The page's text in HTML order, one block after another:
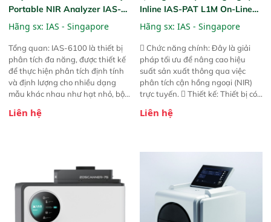
Portable NIR Analyzer IAS-
6100
Hãng sx: IAS - Singapore
Tổng quan: IAS-6100 là thiết bị
phân tích đa năng, được thiết kế
để thực hiện phân tích định tính
và định lượng cho nhiều dạng
mẫu khác nhau như hạt nhỏ, bột,
này cho phép bất kỳ ai cũng có
thức ăn chăn nuôi, nguyên liệu
thực phẩm, nông sản,..
Liên hệ
Inline IAS-PAT L1M On-Line
NIR
Hãng sx: IAS - Singapore
 Chức năng chính: Đây là giải
pháp tối ưu để nâng cao hiệu
suất sản xuất thông qua việc
phân tích cận hồng ngoại (NIR)
trực tuyến.  Thiết kế: Thiết bị có
hỗ trợ tản nhiệt tăng cường và đã
năng theo dõi thông số theo thời
gian thực và trực quan hóa dữ
liệu để tăng chỉ số ROI cho doanh
Liên hệ